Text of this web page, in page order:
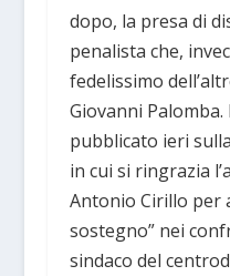
dopo, la presa di
penalista che,
fedelissimo
Giovanni
pubblicato ieri
in cui si ringrazia
Antonio Cirillo per
sostegno” nei
sindaco del